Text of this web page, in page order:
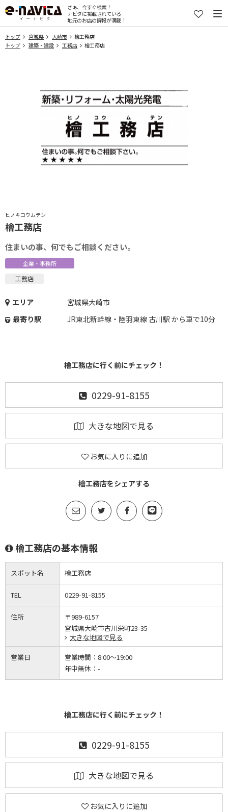
さぁ、今すぐ検索！
ナビタに掲載されている
地元のお店の情報が満載！
トップ 宮城県 大崎市
檜工務店
トップ
建築・建設 工務店 檜工務店
ヒノキコウムテン
檜工務店
住まいの事、何でもご相談ください。
企業・事務所
工務店
エリア
宮城県大崎市
最寄り駅
JR東北新幹線・陸羽東線 古川駅 から車で10分
檜工務店に行く前にチェック！
0229-91-8155
大きな地図で見る
お気に入りに追加
檜工務店をシェアする
檜工務店の基本情報
スポット名 檜工務店
TEL 0229-91-8155
住所
〒989-6157
宮城県大崎市古川栄町23-35
大きな地図で見る
営業日 営業時間： 8:00～19:00
年中無休： -
檜工務店に行く前にチェック！
0229-91-8155
大きな地図で見る
お気に入りに追加